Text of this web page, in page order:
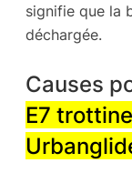
signifie que la
déchargée.
Causes
E7